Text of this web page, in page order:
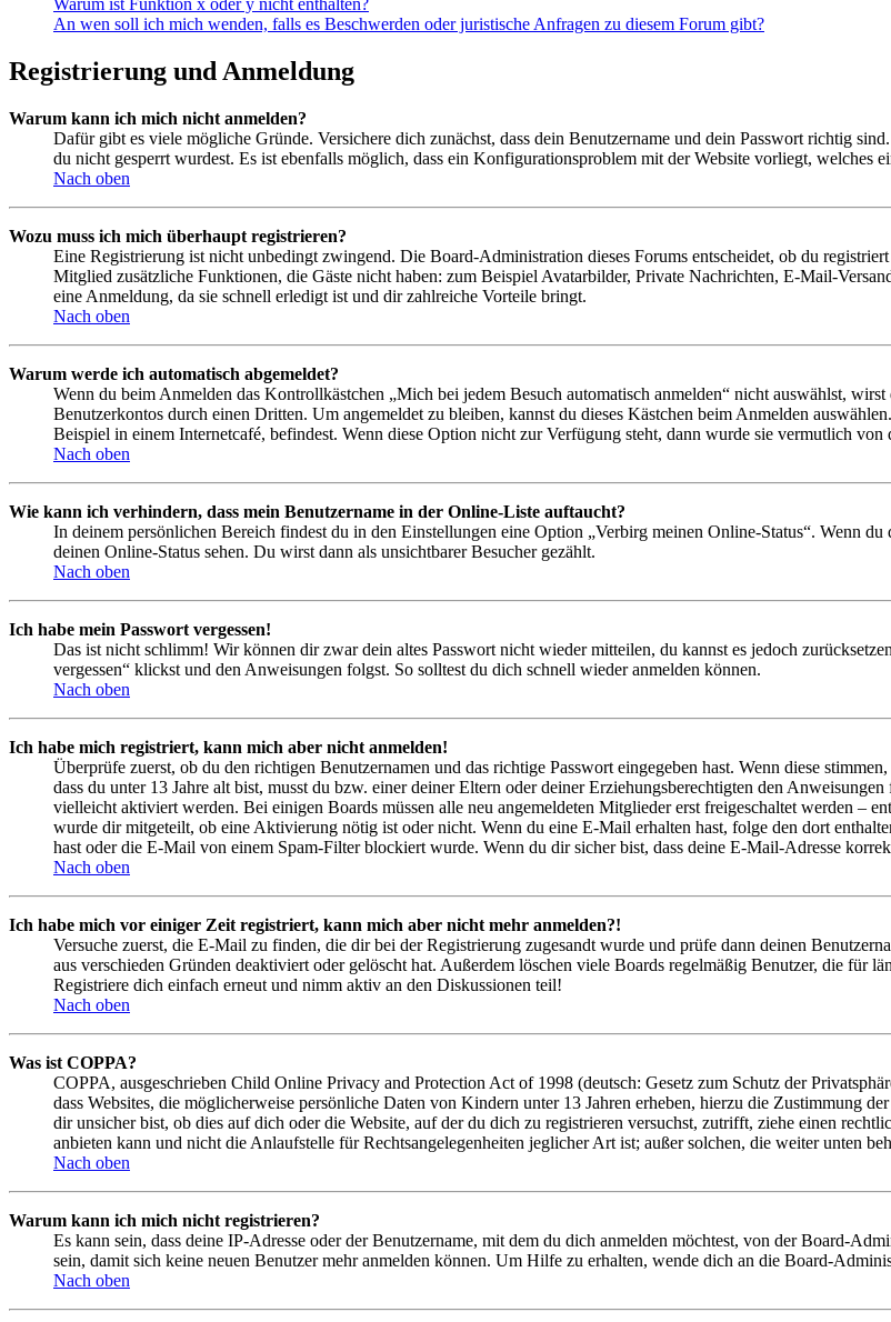
An wen soll ich mich wenden, falls es Beschwerden oder juristische Anfragen zu diesem Forum gibt?
Registrierung und Anmeldung
Warum kann ich mich nicht anmelden?
Dafür gibt es viele mögliche Gründe. Versichere dich zunächst, dass dein Benutzername und dein Passwort richtig
du nicht gesperrt wurdest. Es ist ebenfalls möglich, dass ein Konfigurationsproblem mit der Website vorliegt, welches
Nach oben
Wozu muss ich mich überhaupt registrieren?
Eine Registrierung ist nicht unbedingt zwingend. Die Board-Administration dieses Forums entscheidet, ob du
Mitglied zusätzliche Funktionen, die Gäste nicht haben: zum Beispiel Avatarbilder, Private Nachrichten, E-Mail-
eine Anmeldung, da sie schnell erledigt ist und dir zahlreiche Vorteile bringt.
Nach oben
Warum werde ich automatisch abgemeldet?
Wenn du beim Anmelden das Kontrollkästchen „Mich bei jedem Besuch automatisch anmelden“ nicht auswählst,
Benutzerkontos durch einen Dritten. Um angemeldet zu bleiben, kannst du dieses Kästchen beim Anmelden
Beispiel in einem Internetcafé, befindest. Wenn diese Option nicht zur Verfügung steht, dann wurde sie vermutlich
Nach oben
Wie kann ich verhindern, dass mein Benutzername in der Online-Liste auftaucht?
In deinem persönlichen Bereich findest du in den Einstellungen eine Option „Verbirg meinen Online-Status“. Wenn
deinen Online-Status sehen. Du wirst dann als unsichtbarer Besucher gezählt.
Nach oben
Ich habe mein Passwort vergessen!
Das ist nicht schlimm! Wir können dir zwar dein altes Passwort nicht wieder mitteilen, du kannst es jedoch
vergessen“ klickst und den Anweisungen folgst. So solltest du dich schnell wieder anmelden können.
Nach oben
Ich habe mich registriert, kann mich aber nicht anmelden!
Überprüfe zuerst, ob du den richtigen Benutzernamen und das richtige Passwort eingegeben hast. Wenn diese
dass du unter 13 Jahre alt bist, musst du bzw. einer deiner Eltern oder deiner Erziehungsberechtigten den
vielleicht aktiviert werden. Bei einigen Boards müssen alle neu angemeldeten Mitglieder erst freigeschaltet werden –
wurde dir mitgeteilt, ob eine Aktivierung nötig ist oder nicht. Wenn du eine E-Mail erhalten hast, folge den dort
hast oder die E-Mail von einem Spam-Filter blockiert wurde. Wenn du dir sicher bist, dass deine E-Mail-Adresse
Nach oben
Ich habe mich vor einiger Zeit registriert, kann mich aber nicht mehr anmelden?!
Versuche zuerst, die E-Mail zu finden, die dir bei der Registrierung zugesandt wurde und prüfe dann deinen
aus verschieden Gründen deaktiviert oder gelöscht hat. Außerdem löschen viele Boards regelmäßig Benutzer, die für
Registriere dich einfach erneut und nimm aktiv an den Diskussionen teil!
Nach oben
Was ist COPPA?
COPPA, ausgeschrieben Child Online Privacy and Protection Act of 1998 (deutsch: Gesetz zum Schutz der
dass Websites, die möglicherweise persönliche Daten von Kindern unter 13 Jahren erheben, hierzu die Zustimmung
dir unsicher bist, ob dies auf dich oder die Website, auf der du dich zu registrieren versuchst, zutrifft, ziehe einen
anbieten kann und nicht die Anlaufstelle für Rechtsangelegenheiten jeglicher Art ist; außer solchen, die weiter unten
Nach oben
Warum kann ich mich nicht registrieren?
Es kann sein, dass deine IP-Adresse oder der Benutzername, mit dem du dich anmelden möchtest, von der Board-
sein, damit sich keine neuen Benutzer mehr anmelden können. Um Hilfe zu erhalten, wende dich an die Board-
Nach oben